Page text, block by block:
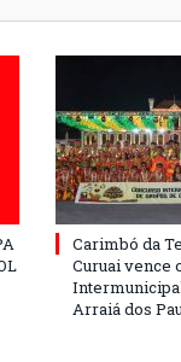
Carimbó da
Curuai vence
Arraiá dos